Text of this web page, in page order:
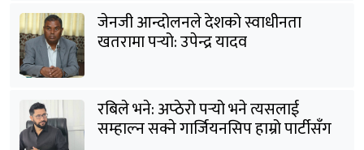
जेनजी आन्दोलनले देशको स्वाधीनता
खतरामा पर्‍यो: उपेन्द्र यादव
रबिले भने: अप्ठेरो पर्‍यो भने त्यसलाई
सम्हाल्न सक्ने गार्जियनसिप हाम्रो पार्टीसँग